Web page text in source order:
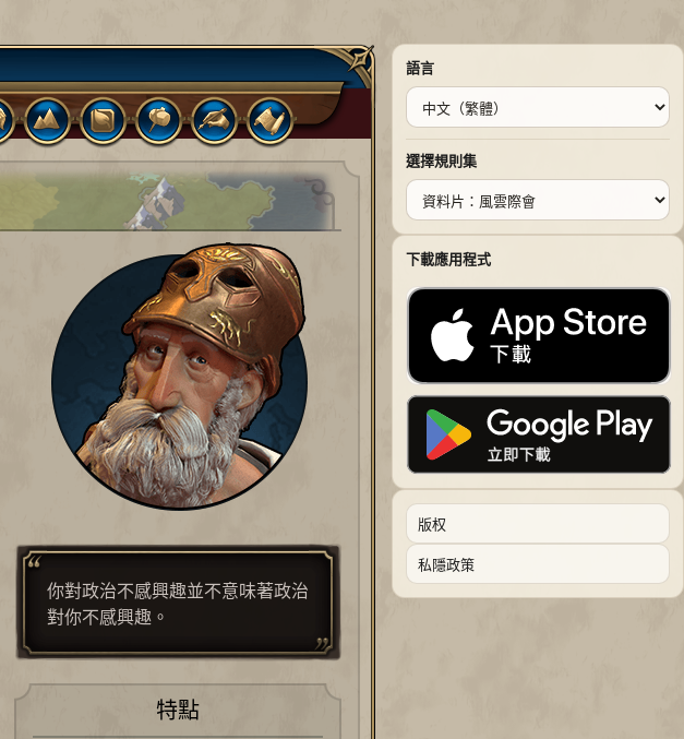
你對政治不感興趣並不意味著政治
對你不感興趣。
特點
語言
選擇規則集
下載應用程式
版权
私隱政策